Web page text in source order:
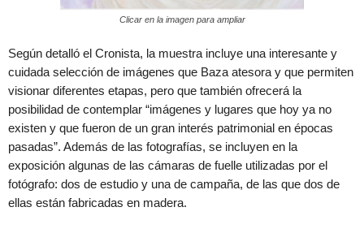
Clicar en la imagen para ampliar
Según detalló el Cronista, la muestra incluye una interesante y
cuidada selección de imágenes que Baza atesora y que permiten
visionar diferentes etapas, pero que también ofrecerá la
posibilidad de contemplar “imágenes y lugares que hoy ya no
existen y que fueron de un gran interés patrimonial en épocas
pasadas”. Además de las fotografías, se incluyen en la
exposición algunas de las cámaras de fuelle utilizadas por el
fotógrafo: dos de estudio y una de campaña, de las que dos de
ellas están fabricadas en madera.